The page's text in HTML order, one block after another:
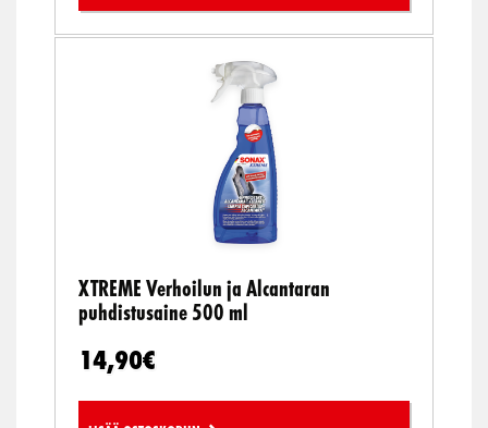
XTREME Verhoilun ja Alcantaran
puhdistusaine 500 ml
14,90€